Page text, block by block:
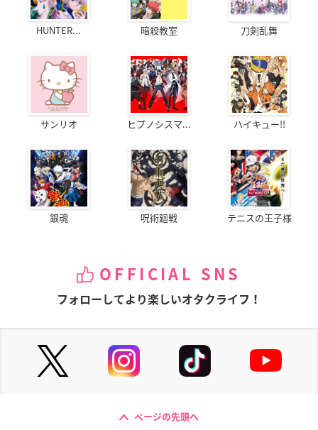
HUNTER... 暗殺教室 刀剣乱舞
サンリオ ヒプノシスマ... ハイキュー!!
銀魂 呪術廻戦 テニスの王子様
OFFICIAL SNS
フォローしてより楽しいオタクライフ！
ページの先頭へ